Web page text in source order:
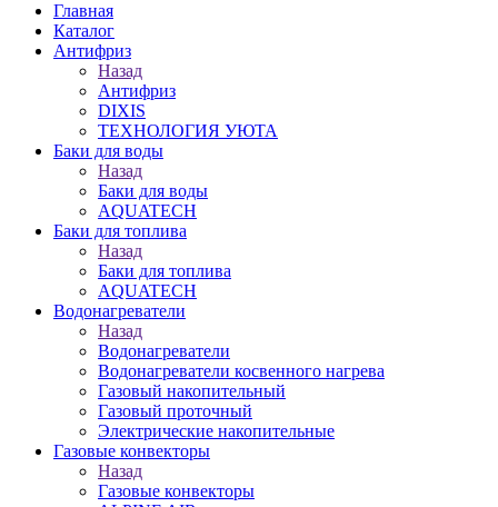
Главная
Каталог
Антифриз
Назад
Антифриз
DIXIS
ТЕХНОЛОГИЯ УЮТА
Баки для воды
Назад
Баки для воды
AQUATECH
Баки для топлива
Назад
Баки для топлива
AQUATECH
Водонагреватели
Назад
Водонагреватели
Водонагреватели косвенного нагрева
Газовый накопительный
Газовый проточный
Электрические накопительные
Газовые конвекторы
Назад
Газовые конвекторы